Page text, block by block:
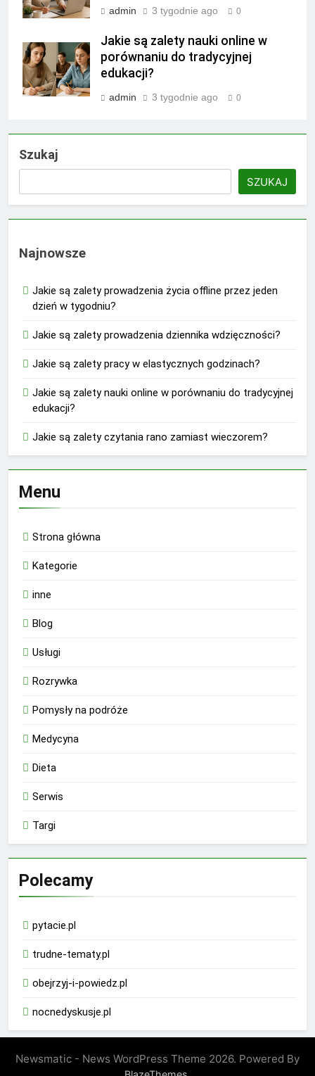
admin 3 tygodnie ago 0
Jakie są zalety nauki online w
porównaniu do tradycyjnej
edukacji?
admin 3 tygodnie ago 0
Szukaj
SZUKAJ
Najnowsze
Jakie są zalety prowadzenia życia offline przez jeden
dzień w tygodniu?
Jakie są zalety prowadzenia dziennika wdzięczności?
Jakie są zalety pracy w elastycznych godzinach?
Jakie są zalety nauki online w porównaniu do tradycyjnej
edukacji?
Jakie są zalety czytania rano zamiast wieczorem?
Menu
Strona główna
Kategorie
inne
Blog
Usługi
Rozrywka
Pomysły na podróże
Medycyna
Dieta
Serwis
Targi
Polecamy
pytacie.pl
trudne-tematy.pl
obejrzyj-i-powiedz.pl
nocnedyskusje.pl
Newsmatic - News WordPress Theme 2026. Powered By